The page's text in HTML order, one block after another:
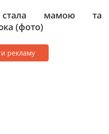
мамою та
(фото)
рекламу